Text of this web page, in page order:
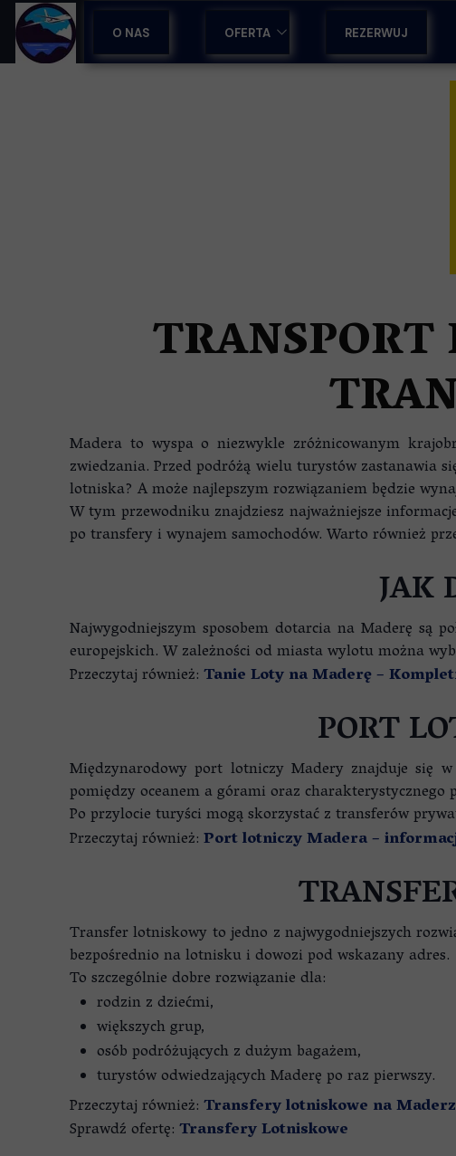
O NAS OFERTA
WYJAZDY INTEGRACYJNE
NIERUCHOMOŚCI NA MADERZE
REZERWUJ
Madera to wyspa o niezwykle zróżnicowanym
zwiedzania. Przed podróżą wielu turystów zastanawia
lotniska? A może najlepszym rozwiązaniem będzie
W tym przewodniku znajdziesz najważniejsze
po transfery i wynajem samochodów. Warto również
JAK
Najwygodniejszym sposobem dotarcia na Maderę są
europejskich. W zależności od miasta wylotu można
Przeczytaj również:Tanie Loty na Maderę –
PORT
Międzynarodowy port lotniczy Madery znajduje się
pomiędzy oceanem a górami oraz charakterystycznego
Po przylocie turyści mogą skorzystać z transferów
Przeczytaj również:Port lotniczy Madera –
Transfer lotniskowy to jedno z najwygodniejszych
bezpośrednio na lotnisku i dowozi pod wskazany adres.
To szczególnie dobre rozwiązanie dla:
rodzin z dziećmi,
większych grup,
osób podróżujących z dużym bagażem,
turystów odwiedzających Maderę po raz pierwszy.
Przeczytaj również:Transfery lotniskowe na
Sprawdź ofertę:Transfery Lotniskowe